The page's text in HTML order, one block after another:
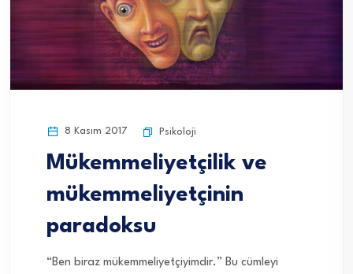
8 Kasım 2017 Psikoloji
Mükemmeliyetçilik ve
mükemmeliyetçinin
paradoksu
“Ben biraz mükemmeliyetçiyimdir.” Bu cümleyi